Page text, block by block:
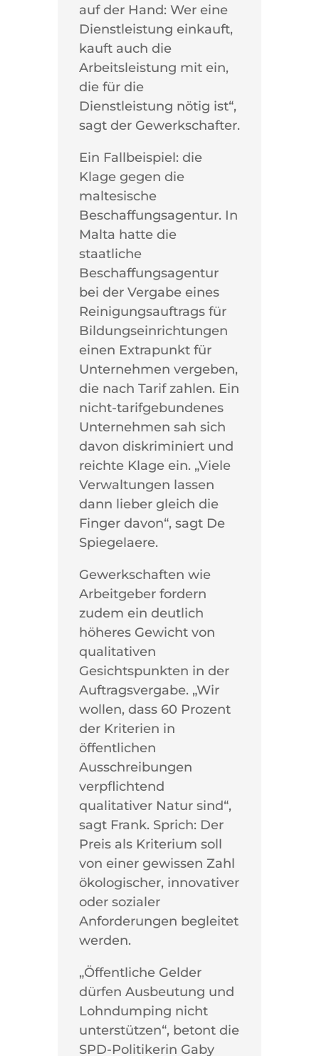
auf der Hand: Wer eine
Dienstleistung einkauft,
kauft auch die
Arbeitsleistung mit ein,
die für die
Dienstleistung nötig ist“,
sagt der Gewerkschafter.
Ein Fallbeispiel: die
Klage gegen die
maltesische
Beschaffungsagentur. In
Malta hatte die
staatliche
Beschaffungsagentur
bei der Vergabe eines
Reinigungsauftrags für
Bildungseinrichtungen
einen Extrapunkt für
Unternehmen vergeben,
die nach Tarif zahlen. Ein
nicht-tarifgebundenes
Unternehmen sah sich
davon diskriminiert und
reichte Klage ein. „Viele
Verwaltungen lassen
dann lieber gleich die
Finger davon“, sagt De
Spiegelaere.
Gewerkschaften wie
Arbeitgeber fordern
zudem ein deutlich
höheres Gewicht von
qualitativen
Gesichtspunkten in der
Auftragsvergabe. „Wir
wollen, dass 60 Prozent
der Kriterien in
öffentlichen
Ausschreibungen
verpflichtend
qualitativer Natur sind“,
sagt Frank. Sprich: Der
Preis als Kriterium soll
von einer gewissen Zahl
ökologischer, innovativer
oder sozialer
Anforderungen begleitet
werden.
„Öffentliche Gelder
dürfen Ausbeutung und
Lohndumping nicht
unterstützen“, betont die
SPD-Politikerin Gaby